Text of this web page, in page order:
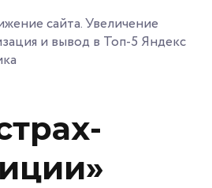
сайта. Увеличение
и вывод в Топ-5 Яндекс